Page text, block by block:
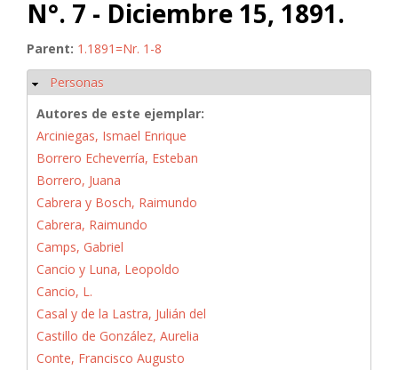
N°. 7 - Diciembre 15, 1891.
Parent: 1.1891=Nr. 1-8
Ocultar
Personas
Autores de este ejemplar:
Arciniegas, Ismael Enrique
Borrero Echeverría, Esteban
Borrero, Juana
Cabrera y Bosch, Raimundo
Cabrera, Raimundo
Camps, Gabriel
Cancio y Luna, Leopoldo
Cancio, L.
Casal y de la Lastra, Julián del
Castillo de González, Aurelia
Conte, Francisco Augusto